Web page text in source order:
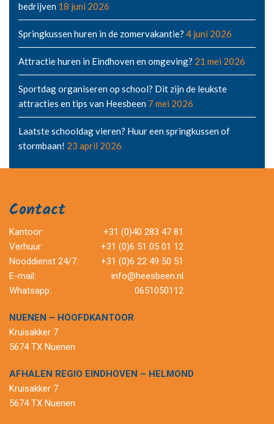
bedrijven 18 juni 2026
Springkussen huren in de zomervakantie? 4 juni 2026
Attractie huren in Eindhoven en omgeving? 21 mei 2026
Sportdag organiseren op school? Dit zijn de leukste
attracties en tips van Heesbeen 7 mei 2026
Laatste schooldag vieren? Huur een springkussen of
stormbaan! 23 april 2026
Contact
Kantoor:
+31 (0)40 283 47 81
Verhuur:
+31 (0)6 51 05 01 12
Nooddienst 24/7:
+31 (0)6 22 49 50 51
E-mail:
info@heesbeen.nl
Whatsapp:
0651050112
NUENEN – HOOFDKANTOOR
Kruisakker 7
5674 TX Nuenen
AFHALEN REGIO EINDHOVEN – HELMOND
Kruisakker 7
5674 TX Nuenen